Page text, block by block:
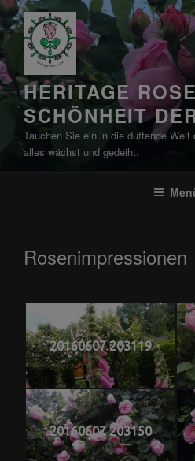
Zum
Inhalt
springen
HERITAGE
SCHÖNHEIT
Tauchen Sie ein in die duftende
alles wächst und gedeiht.
Rosenimpressionen
20160607 203119
20160607 203150